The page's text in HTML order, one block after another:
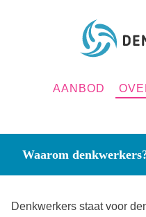
AANBOD
Waarom
Denkwerkers staat voor